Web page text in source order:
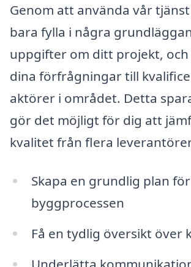
Genom att använda vår
bara fylla i några
uppgifter om ditt projekt, och
dina förfrågningar till
aktörer i området. Detta
gör det möjligt för dig att
kvalitet från flera
Skapa en grundlig plan för
byggprocessen
Få en tydlig översikt över